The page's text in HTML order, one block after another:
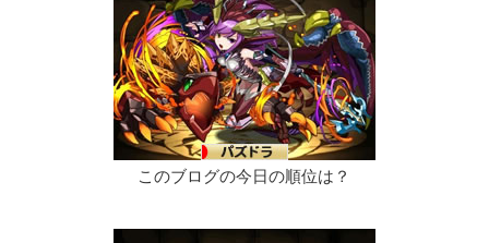
このブログの今日の順位は？